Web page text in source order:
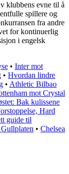
klubbens evne til å
spillere og
fra andre
for kontinuerlig
i engelsk
• Inter mot
• Hvordan lindre
• Athletic Bilbao
mot Crystal
Bak kulissene
Hard
guide til
• Chelsea